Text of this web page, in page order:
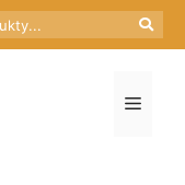
Menu